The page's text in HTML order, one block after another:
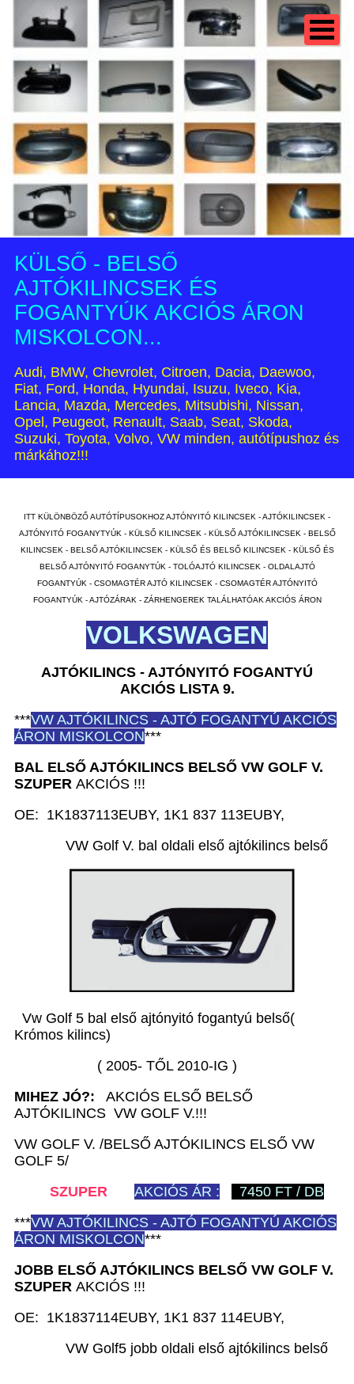
KÜLSŐ - BELSŐ
AJTÓKILINCSEK ÉS
FOGANTYÚK AKCIÓS ÁRON
MISKOLCON...
Audi, BMW, Chevrolet, Citroen, Dacia, Daewoo,
Fiat, Ford, Honda, Hyundai, Isuzu, Iveco, Kia,
Lancia, Mazda, Mercedes, Mitsubishi, Nissan,
Opel, Peugeot, Renault, Saab, Seat, Skoda,
Suzuki, Toyota, Volvo, VW minden, autótípushoz és
márkához!!!
ITT KÜLÖNBÖZŐ AUTÓTÍPUSOKHOZ AJTÓNYITÓ KILINCSEK - AJTÓKILINCSEK -
AJTÓNYITÓ FOGANYTYÚK - KÜLSŐ KILINCSEK - KÜLSŐ AJTÓKILINCSEK - BELSŐ
KILINCSEK - BELSŐ AJTÓKILINCSEK - KÜLSŐ ÉS BELSŐ KILINCSEK - KÜLSŐ ÉS
BELSŐ AJTÓNYITÓ FOGANYTÚK - TOLÓAJTÓ KILINCSEK - OLDALAJTÓ
FOGANTYÚK - CSOMAGTÉR AJTÓ KILINCSEK - CSOMAGTÉR AJTÓNYITÓ
FOGANTYÚK - AJTÓZÁRAK - ZÁRHENGEREK TALÁLHATÓAK AKCIÓS ÁRON
VOLKSWAGEN
AJTÓKILINCS - AJTÓNYITÓ FOGANTYÚ
AKCIÓS LISTA 9.
***VW AJTÓKILINCS - AJTÓ FOGANTYÚ AKCIÓS
ÁRON MISKOLCON***
BAL ELSŐ AJTÓKILINCS BELSŐ VW GOLF V.
SZUPER AKCIÓS !!!
OE: 1K1837113EUBY, 1K1 837 113EUBY,
VW Golf V. bal oldali első ajtókilincs belső
Vw Golf 5 bal első ajtónyitó fogantyú belső(
Krómos kilincs)
( 2005- TŐL 2010-IG )
MIHEZ JÓ?: AKCIÓS ELSŐ BELSŐ
AJTÓKILINCS VW GOLF V.!!!
VW GOLF V. /BELSŐ AJTÓKILINCS ELSŐ VW
GOLF 5/
SZUPER
AKCIÓS ÁR :
7450 FT / DB
***VW AJTÓKILINCS - AJTÓ FOGANTYÚ AKCIÓS
ÁRON MISKOLCON***
JOBB ELSŐ AJTÓKILINCS BELSŐ VW GOLF V.
SZUPER AKCIÓS !!!
OE: 1K1837114EUBY, 1K1 837 114EUBY,
VW Golf5 jobb oldali első ajtókilincs belső